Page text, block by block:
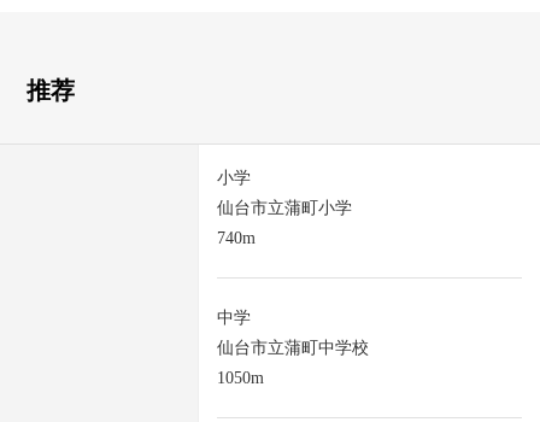
推荐
小学
仙台市立蒲町小学
740m
中学
仙台市立蒲町中学校
1050m